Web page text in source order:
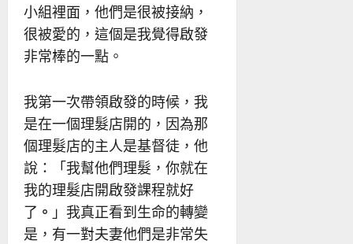
小組裡面，他們是很被接納，
很被愛的，這個是我覺得啟發
非常棒的一點。
我第一次帶領啟發的時候，我
是在一個理髮店開的，因為那
個理髮店的主人是基督徒，他
說：「我幫他們理髮，你就在
我的理髮店開啟發課程就好
了 。 」我真正看到生命的轉變
是，有一對夫妻他們是非常失